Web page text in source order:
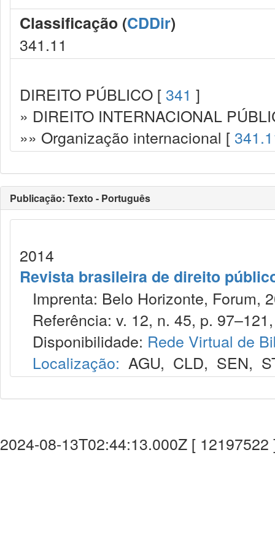
Classificação (CDDir)
341.11
DIREITO PÚBLICO [ 341 ]
» DIREITO INTERNACIONAL
»» Organização internacional [
Publicação: Texto - Português
2014
Revista brasileira de direito
Imprenta: Belo Horizonte, Forum,
Referência: v. 12, n. 45, p.
Disponibilidade: Rede Virtual de
Localização: AGU, CLD, SEN,
2024-08-13T02:44:13.000Z [ 12197522